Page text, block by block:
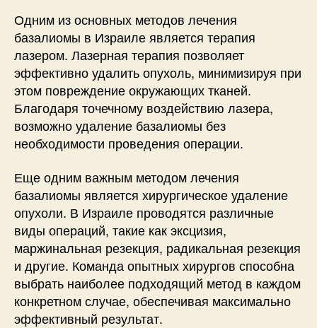
Одним из основных методов лечения
базалиомы в Израиле является терапия
лазером. Лазерная терапия позволяет
эффективно удалить опухоль, минимизируя при
этом повреждение окружающих тканей.
Благодаря точечному воздействию лазера,
возможно удаление базалиомы без
необходимости проведения операции.
Еще одним важным методом лечения
базалиомы является хирургическое удаление
опухоли. В Израиле проводятся различные
виды операций, такие как эксцизия,
маржинальная резекция, радикальная резекция
и другие. Команда опытных хирургов способна
выбрать наиболее подходящий метод в каждом
конкретном случае, обеспечивая максимально
эффективный результат.